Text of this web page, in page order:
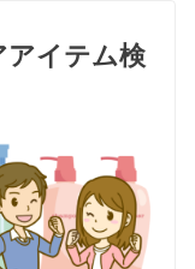
アイテム検